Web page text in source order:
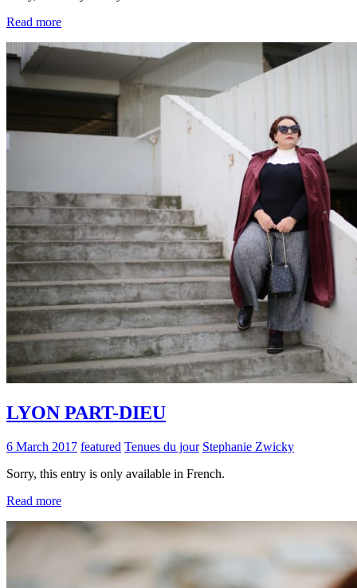
Read more
LYON PART-DIEU
6 March 2017 featured Tenues du jour Stephanie Zwicky
Sorry, this entry is only available in French.
Read more